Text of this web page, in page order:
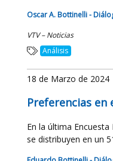
Oscar A. Bottinelli -
VTV – Noticias
Análisis
18 de Marzo de 2024
Preferencias en
En la última
se distribuyen en un